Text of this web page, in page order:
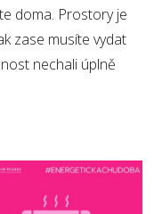
doma. Prostory je
zase musíte vydat
nechali úplně